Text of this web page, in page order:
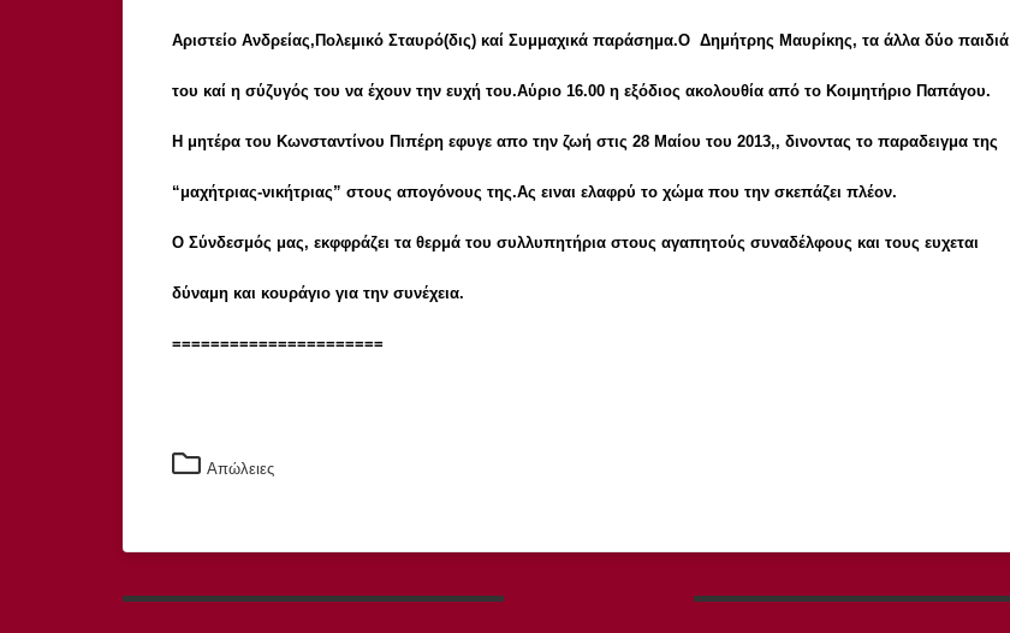
Αριστείο Ανδρείας,Πολεμικό Σταυρό(δις) καί Συμμαχικά παράσημα.Ο Δημήτρης Μαυρίκης, τα άλλα δύο παιδιά
του καί η σύζυγός του να έχουν την ευχή του.Αύριο 16.00 η εξόδιος ακολουθία από το Κοιμητήριο Παπάγου.
Η μητέρα του Κωνσταντίνου Πιπέρη εφυγε απο την ζωή στις 28 Μαίου του 2013,, δινοντας το παραδειγμα της
“μαχήτριας-νικήτριας” στους απογόνους της.Ας ειναι ελαφρύ το χώμα που την σκεπάζει πλέον.
Ο Σύνδεσμός μας, εκφφράζει τα θερμά του συλλυπητήρια στους αγαπητούς συναδέλφους και τους ευχεται
δύναμη και κουράγιο για την συνέχεια.
======================
Απώλειες
Πλοήγηση